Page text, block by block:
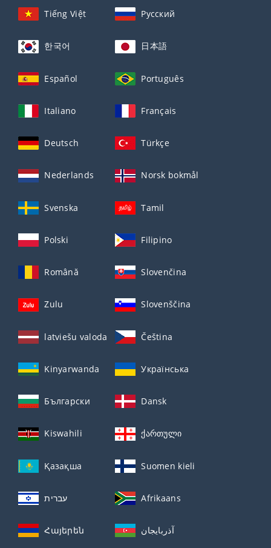
Tiếng Việt Русский
한국어 日本語
Español Português
Italiano Français
Deutsch Türkçe
Nederlands Norsk bokmål
Svenska Tamil
Polski Filipino
Română Slovenčina
Zulu Slovenščina
latviešu valoda Čeština
Kinyarwanda Українська
Български Dansk
Kiswahili ქართული
Қазақша Suomen kieli
עברית Afrikaans
Հայերեն آذربايجان